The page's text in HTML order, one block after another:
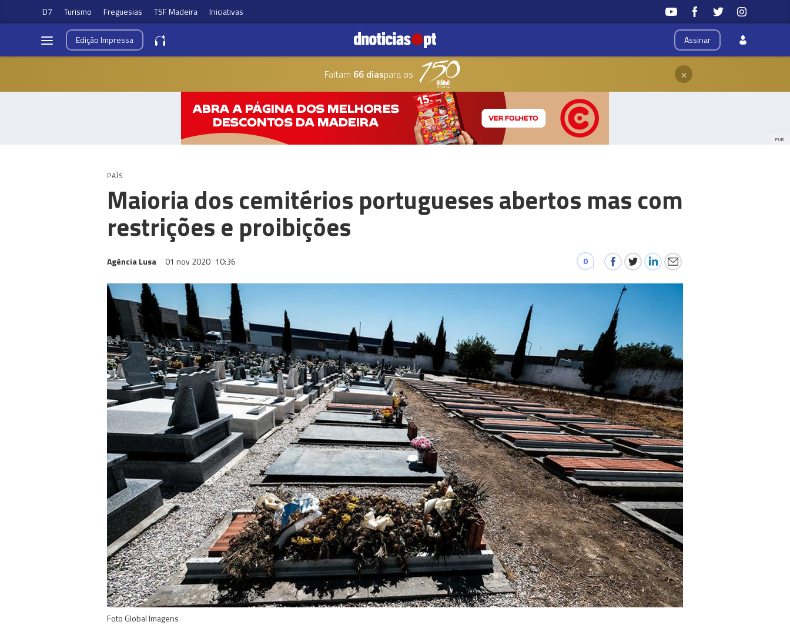
D7 Turismo Freguesias TSF Madeira Iniciativas
Assinar
EdiçãoImpressa
Faltam 66 diaspara os ×
PUB
PAÍS
Maioria dos cemitérios portugueses abertos mas com
restrições e proibições
Agência Lusa 01 nov 2020 10:36 0
Foto Global Imagens